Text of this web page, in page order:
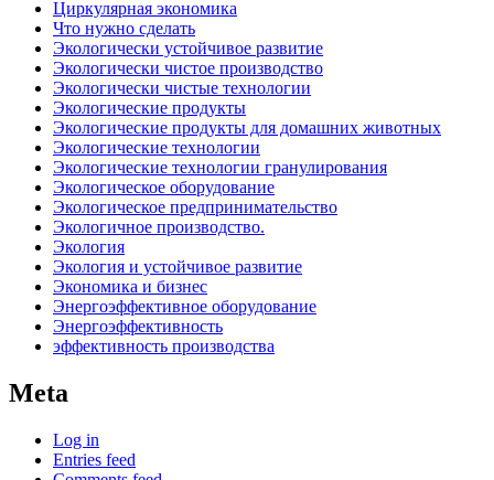
Циркулярная экономика
Что нужно сделать
Экологически устойчивое развитие
Экологически чистое производство
Экологически чистые технологии
Экологические продукты
Экологические продукты для домашних животных
Экологические технологии
Экологические технологии гранулирования
Экологическое оборудование
Экологическое предпринимательство
Экологичное производство.
Экология
Экология и устойчивое развитие
Экономика и бизнес
Энергоэффективное оборудование
Энергоэффективность
эффективность производства
Meta
Log in
Entries feed